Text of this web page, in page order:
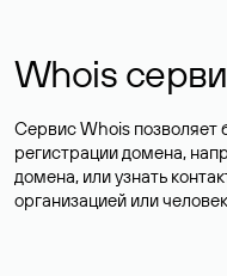
Whois
Сервис Whois
регистрации домена,
домена, или узнать
организацией или